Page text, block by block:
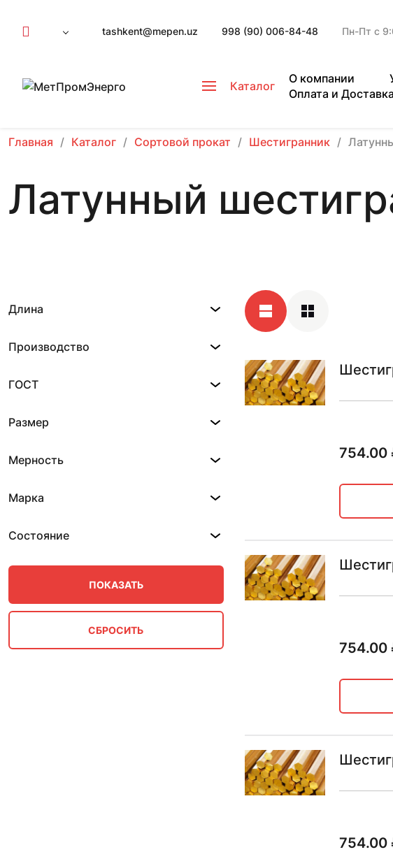
tashkent@mepen.uz 998 (90) 006-84-48 Пн-Пт с
Каталог
О компании
Оплата и Доставка
Главная Каталог Сортовой прокат Шестигранник
Латунный
Длина
Производство
ГОСТ
Размер
Мерность
Марка
Состояние
754.00
754.00
754.00